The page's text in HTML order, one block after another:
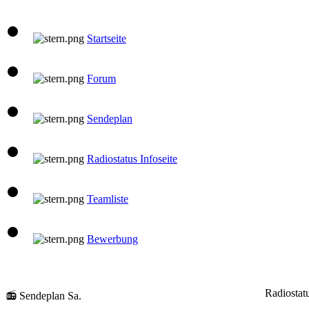
Startseite
Forum
Sendeplan
Radiostatus Infoseite
Teamliste
Bewerbung
📻 Sendeplan Sa.